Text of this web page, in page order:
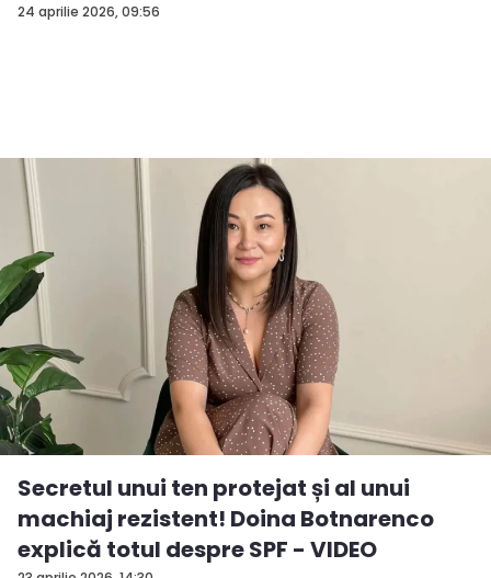
24 aprilie 2026, 09:56
Secretul unui ten protejat și al unui
machiaj rezistent! Doina Botnarenco
explică totul despre SPF - VIDEO